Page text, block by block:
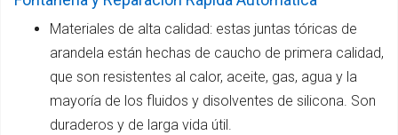
Materiales de alta calidad: estas juntas tóricas de
arandela están hechas de caucho de primera calidad,
que son resistentes al calor, aceite, gas, agua y la
mayoría de los fluidos y disolventes de silicona. Son
duraderos y de larga vida útil.